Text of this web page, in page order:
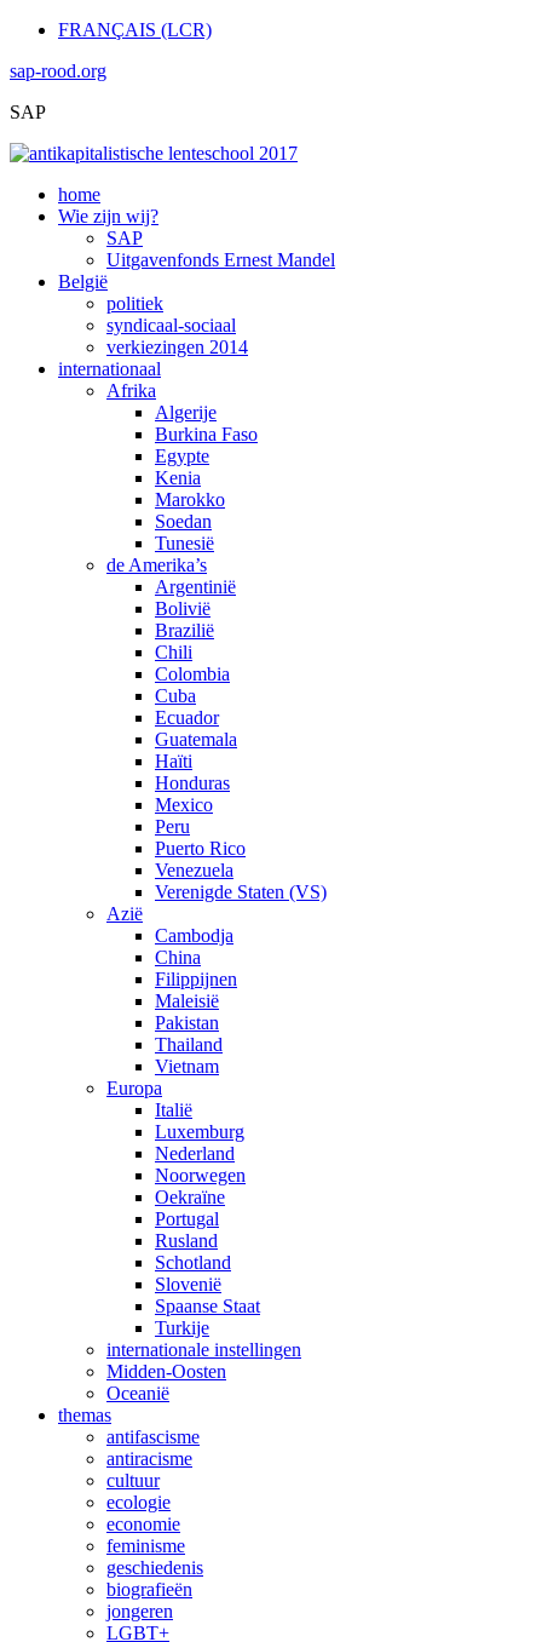
FRANÇAIS (LCR)
sap-rood.org
SAP
home
Wie zijn wij?
SAP
Uitgavenfonds Ernest Mandel
België
politiek
syndicaal-sociaal
verkiezingen 2014
internationaal
Afrika
Algerije
Burkina Faso
Egypte
Kenia
Marokko
Soedan
Tunesië
de Amerika’s
Argentinië
Bolivië
Brazilië
Chili
Colombia
Cuba
Ecuador
Guatemala
Haïti
Honduras
Mexico
Peru
Puerto Rico
Venezuela
Verenigde Staten (VS)
Azië
Cambodja
China
Filippijnen
Maleisië
Pakistan
Thailand
Vietnam
Europa
Italië
Luxemburg
Nederland
Noorwegen
Oekraïne
Portugal
Rusland
Schotland
Slovenië
Spaanse Staat
Turkije
internationale instellingen
Midden-Oosten
Oceanië
themas
antifascisme
antiracisme
cultuur
ecologie
economie
feminisme
geschiedenis
biografieën
jongeren
LGBT+